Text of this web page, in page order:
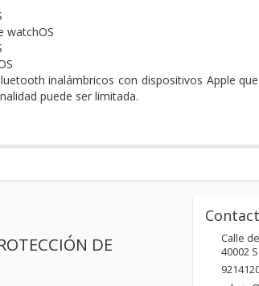
watchOS
inalámbricos con dispositivos Apple
puede ser limitada.
DE
Calle
40002